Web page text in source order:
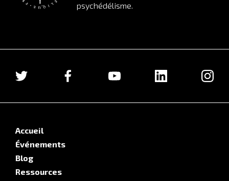
psychédélisme.
Accueil
Événements
Blog
Ressources